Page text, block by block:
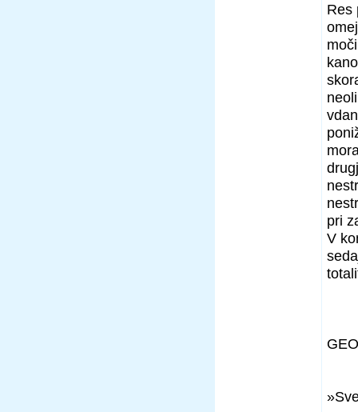
Res
pri
V